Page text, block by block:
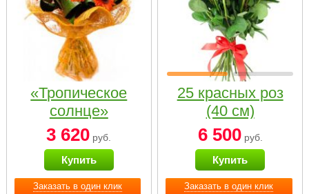
Заказать в один клик
«Тропическое
солнце»
3 620 руб.
Купить
Заказать в один клик
25 красных роз
(40 см)
6 500руб.
Купить